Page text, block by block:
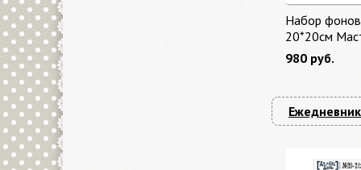
Набор
20*20см
"Master of
бонус от
980 руб.